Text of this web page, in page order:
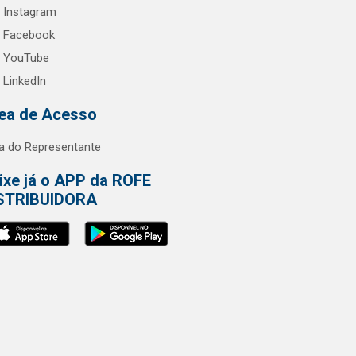
Instagram
Facebook
YouTube
LinkedIn
de Acesso
do Representante
já o APP da ROFE